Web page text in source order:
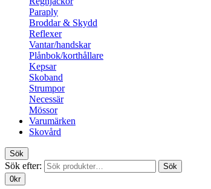
Paraply
Broddar & Skydd
Reflexer
Vantar/handskar
Plånbok/korthållare
Kepsar
Skoband
Strumpor
Necessär
Mössor
Varumärken
Skovård
Sök
Sök efter:
Sök
0kr